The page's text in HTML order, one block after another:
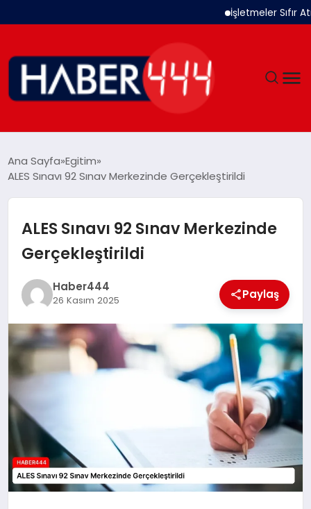
İşletmeler Sıfır Atık
DÜNYA
EKONOMI
SPOR
TEKNOLOJI
EGITIM
YAŞAM
Ana Sayfa Egitim
ALES Sınavı 92 Sınav Merkezinde Gerçekleştirildi
ALES Sınavı 92 Sınav Merkezinde
Gerçekleştirildi
Haber444
26 Kasım 2025 Paylaş